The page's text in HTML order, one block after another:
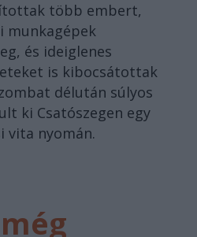
több embert,
munkagépek
és ideiglenes
is kibocsátottak
délután súlyos
ki Csatószegen egy
vita nyomán.